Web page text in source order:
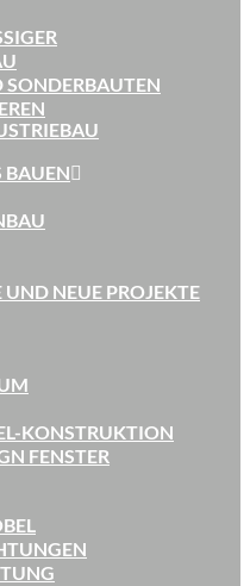
SONDERBAUTEN
BAUEN
NEUE PROJEKTE
KONSTRUKTION
FENSTER